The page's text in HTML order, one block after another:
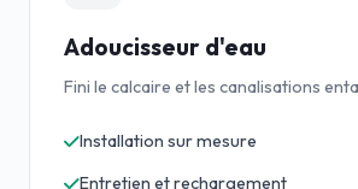
Adoucisseur d'eau
Fini le calcaire et les canalisations
Installation sur mesure
Entretien et rechargement